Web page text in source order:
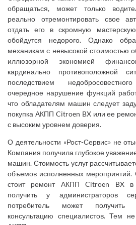
обращаться, может только
реально отремонтировать свое
отдать его в скромную
обойдутся недорого. Однако
механикам с невысокой стоимостью
иллюзорной экономией
кардинально противоположной
последствием
очередное нарушение функций
что обладателям машин следует
покупка АКПП Citroen BX или ее
с высоким уровнем доверия.
О деятельности «Рост-Сервис» не
Компания получила глубокое
машин. Стоимость услуг
объемов исполненных мероприятий.
стоит ремонт АКПП Citroen BX в
получить у администраторов
потребитель может получить
консультацию специалистов. Тем